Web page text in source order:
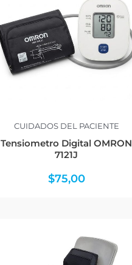
CUIDADOS DEL PACIENTE
Tensiometro Digital OMRON
7121J
$75,00